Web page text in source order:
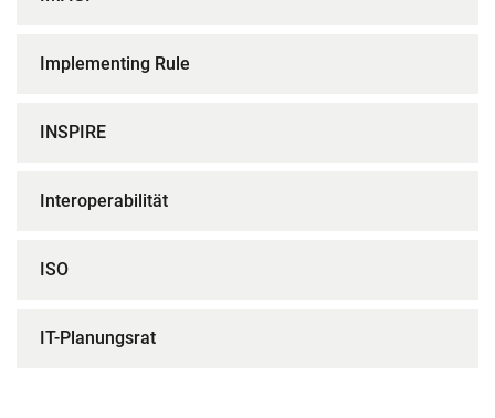
Implementing Rule
INSPIRE
Interoperabilität
ISO
IT-Planungsrat